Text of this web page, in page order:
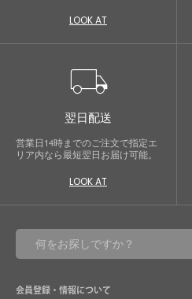
LOOK AT
local_shipping
翌日配送
営業日14時までのご注文で指定エ
リア内なら最短翌日お届け可能。
LOOK AT
会員登録・情報について